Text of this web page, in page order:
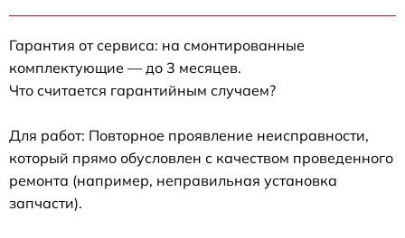
Гарантия от сервиса: на смонтированные
комплектующие — до 3 месяцев.
Что считается гарантийным случаем?
Для работ: Повторное проявление неисправности,
который прямо обусловлен с качеством проведенного
ремонта (например, неправильная установка
запчасти).